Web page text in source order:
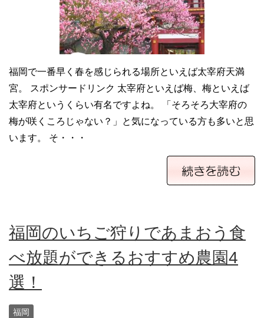
福岡で一番早く春を感じられる場所といえば太宰府天満
宮。 スポンサードリンク 太宰府といえば梅、梅といえば
太宰府というくらい有名ですよね。 「そろそろ大宰府の
梅が咲くころじゃない？」と気になっている方も多いと思
います。 そ・・・
福岡のいちご狩りであまおう食
べ放題ができるおすすめ農園4
選！
福岡